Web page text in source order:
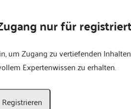
nur für
um Zugang zu vertiefenden
Expertenwissen zu erhalten.
Registrieren